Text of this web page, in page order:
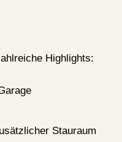
Highlights:
Stauraum